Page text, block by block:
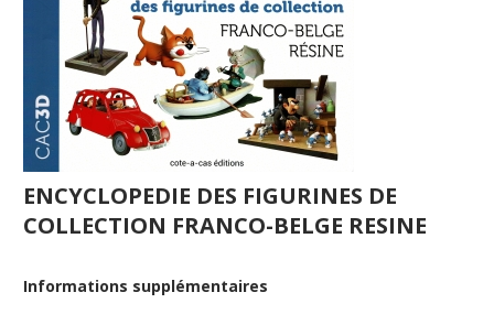
ENCYCLOPEDIE DES FIGURINES DE
COLLECTION FRANCO-BELGE RESINE
Informations supplémentaires